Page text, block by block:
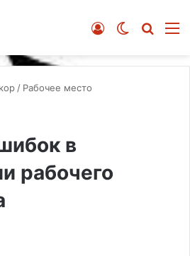
Switch skin
Войти
/ Рабочее место
в
рабочего